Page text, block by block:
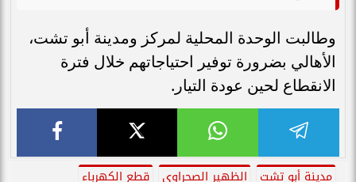
وطالبت الوحدة المحلية لمركز ومدينة أبو تشت،
الأهالي بضرورة توفير احتياجاتهم خلال فترة
الانقطاع لحين عودة التيار.
مدينة أبو تشت الظهير الصحراوي
قطع الكهرباء